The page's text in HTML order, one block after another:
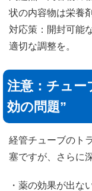
状の内容物は栄養
対応策：開封可能
適切な調整を。
注意：チュー
効の問題”
経管チューブのト
塞ですが、さらに
・薬の効果が出な